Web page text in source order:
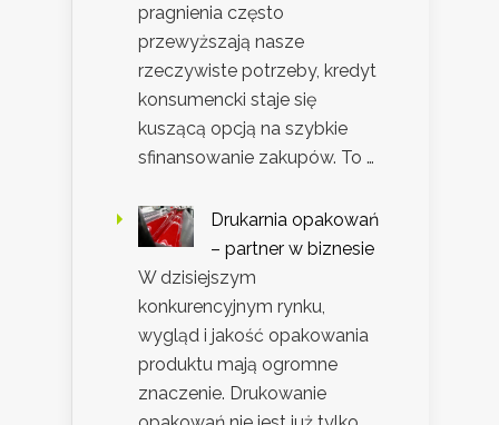
pragnienia często
przewyższają nasze
rzeczywiste potrzeby, kredyt
konsumencki staje się
kuszącą opcją na szybkie
sfinansowanie zakupów. To …
Drukarnia opakowań
– partner w biznesie
W dzisiejszym
konkurencyjnym rynku,
wygląd i jakość opakowania
produktu mają ogromne
znaczenie. Drukowanie